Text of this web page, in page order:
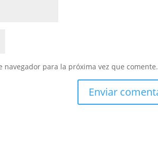
para la próxima vez que comente.